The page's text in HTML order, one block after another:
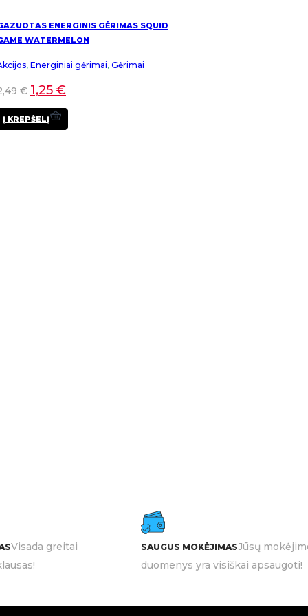
ENERGINIS GĖRIMAS SQUID
WATERMELON
, Energiniai gėrimai, Gėrimai
€ 1,25 €
Į KREPŠELĮ
Visada greitai
SAUGUS MOKĖJIMASJūsų
duomenys yra visiškai apsaugoti!